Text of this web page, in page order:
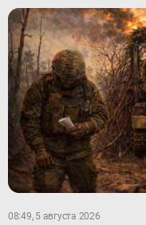
08:49, 5 августа 2026